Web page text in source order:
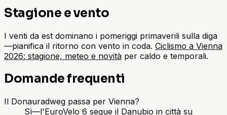
Stagione e vento
I venti da est dominano i pomeriggi primaverili sulla diga
—pianifica il ritorno con vento in coda. Ciclismo a Vienna
2026: stagione, meteo e novità per caldo e temporali.
Domande frequenti
Il Donauradweg passa per Vienna?
Sì—l'EuroVelo 6 segue il Danubio in città su